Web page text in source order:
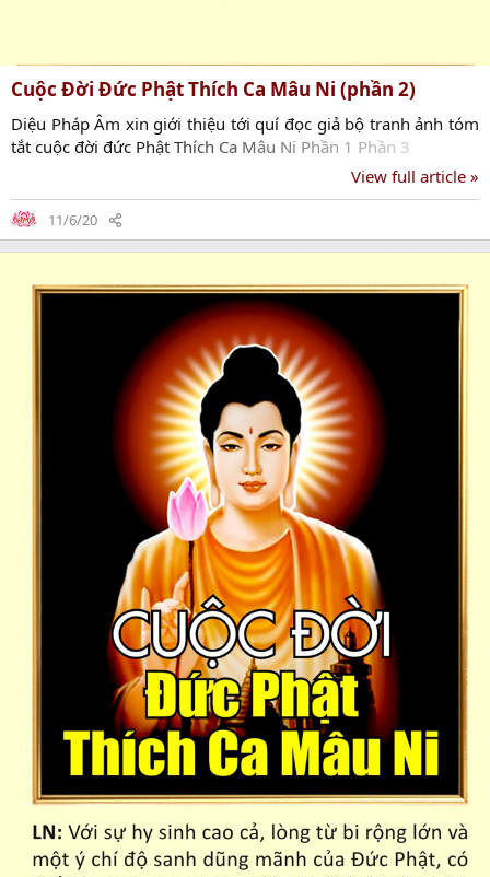
Cuộc Đời Đức Phật Thích Ca Mâu Ni (phần 2)
Diệu Pháp Âm xin giới thiệu tới quí đọc giả bộ tranh ảnh tóm
tắt cuộc đời đức Phật Thích Ca Mâu Ni Phần 1 Phần 3
View full article »
11/6/20